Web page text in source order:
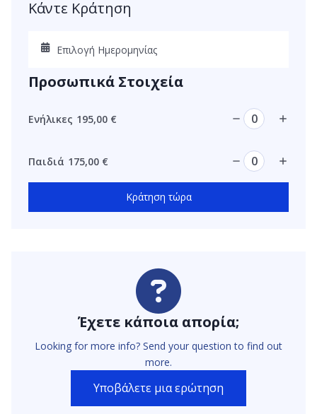
Κάντε Κράτηση
Προσωπικά Στοιχεία
Ενήλικες 195,00 €
Παιδιά 175,00 €
Κράτηση τώρα
Έχετε κάποια απορία;
Looking for more info? Send your question to find out
more.
Υποβάλετε μια ερώτηση